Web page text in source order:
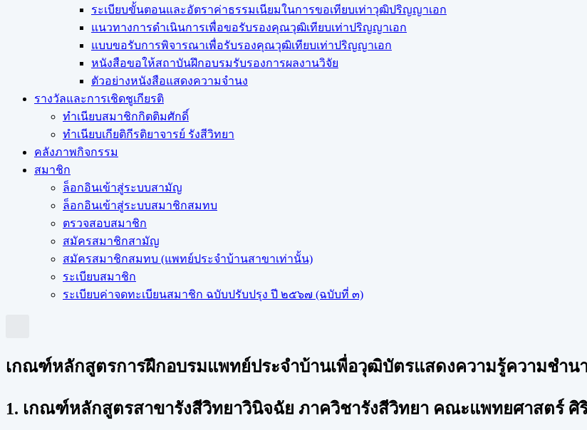
ระเบียบขั้นตอนและอัตราค่าธรรมเนียมในการขอเทียบเท่าวุฒิปริญญาเอก
แนวทางการดำเนินการเพื่อขอรับรองคุณวุฒิเทียบเท่าปริญญาเอก
แบบขอรับการพิจารณาเพื่อรับรองคุณวุฒิเทียบเท่าปริญญาเอก
หนังสือขอให้สถาบันฝึกอบรมรับรองการผลงานวิจัย
ตัวอย่างหนังสือแสดงความจำนง
รางวัลและการเชิดชูเกียรติ
ทำเนียบสมาชิกกิตติมศักดิ์
ทำเนียบเกียติกีรติยาจารย์ รังสีวิทยา
คลังภาพกิจกรรม
สมาชิก
ล็อกอินเข้าสู่ระบบสามัญ
ล็อกอินเข้าสู่ระบบสมาชิกสมทบ
ตรวจสอบสมาชิก
สมัครสมาชิกสามัญ
สมัครสมาชิกสมทบ (แพทย์ประจำบ้านสาขาเท่านั้น)
ระเบียบสมาชิก
ระเบียบค่าจดทะเบียนสมาชิก ฉบับปรับปรุง ปี ๒๕๖๗ (ฉบับที่ ๓)
เกณฑ์หลักสูตรการฝึกอบรมแพทย์ประจำบ้านเพื่อวุฒิบัตรแสดงความรู้ความชำน
1. เกณฑ์หลักสูตรสาขารังสีวิทยาวินิจฉัย ภาควิชารังสีวิทยา คณะแพทยศาสตร์